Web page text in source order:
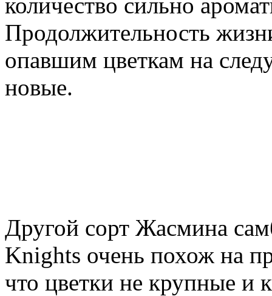
Продолжительность
опавшим цветкам на
новые.
Другой сорт Жасмина
Knights очень похож на
что цветки не крупные и